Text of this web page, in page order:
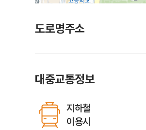
도로명주소
대중교통정보
지하철
이용시